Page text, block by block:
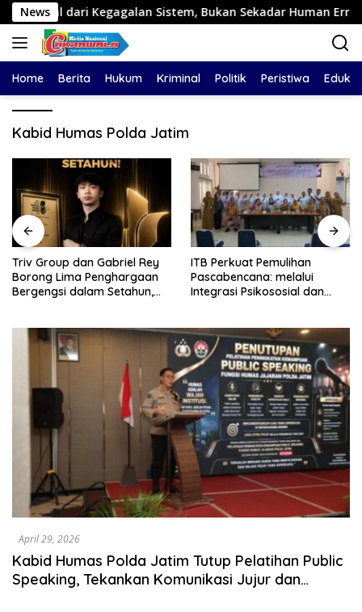
Langsung
ke
konten
News
Kegagalan Sistem, Bukan Sekadar Human Error
Home Berita Hukum Kriminal Politik Peristiwa
Kabid Humas Polda Jatim
Triv Group dan Gabriel Rey
Borong Lima Penghargaan
Bergengsi dalam Setahun,
Indonesia
ITB Perkuat Pemulihan
Pascabencana: melalui
Integrasi Psikososial dan
April 29, 2026
Kabid Humas Polda Jatim Tutup Pelatihan Public
Speaking, Tekankan Komunikasi Jujur dan